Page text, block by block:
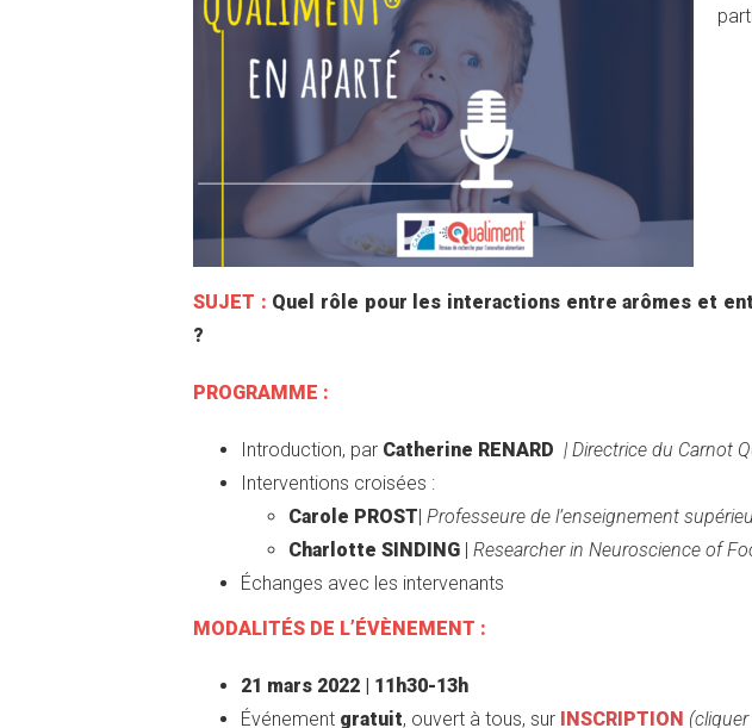
SUJET : Quel rôle pour les interactions entre arômes et
?
PROGRAMME :
Introduction, par Catherine RENARD | Directrice du Carnot
Interventions croisées :
Carole PROST| Professeure de l’enseignement
Charlotte SINDING | Researcher in Neuroscience of
Échanges avec les intervenants
MODALITÉS DE L’ÉVÈNEMENT :
21 mars 2022 | 11h30-13h
Événement gratuit, ouvert à tous, sur INSCRIPTION